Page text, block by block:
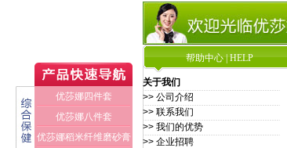
帮助中心 | HELP
关于我们
>> 公司介绍
>> 联系我们
>> 我们的优势
>> 企业招聘
优莎娜四件套
优莎娜八件套
优莎娜稻米纤维磨砂膏